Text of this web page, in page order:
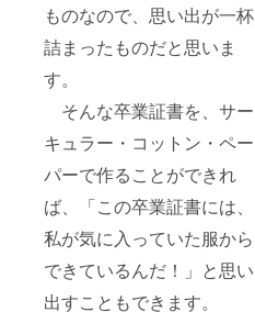
ものなので、思い出が一杯
詰まったものだと思いま
す。
そんな卒業証書を、サー
キュラー・コットン・ペー
パーで作ることができれ
ば、「この卒業証書には、
私が気に入っていた服から
できているんだ！」と思い
出すこともできます。